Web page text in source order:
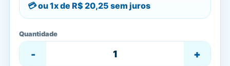
ou 1x de R$ 20,25 sem juros
Quantidade
- +